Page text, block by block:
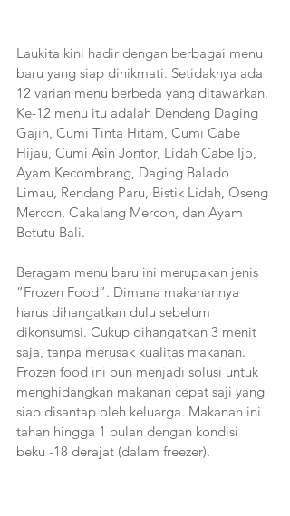
Laukita kini hadir dengan berbagai menu
baru yang siap dinikmati. Setidaknya ada
12 varian menu berbeda yang ditawarkan.
Ke-12 menu itu adalah Dendeng Daging
Gajih, Cumi Tinta Hitam, Cumi Cabe
Hijau, Cumi Asin Jontor, Lidah Cabe Ijo,
Ayam Kecombrang, Daging Balado
Limau, Rendang Paru, Bistik Lidah, Oseng
Mercon, Cakalang Mercon, dan Ayam
Betutu Bali.
Beragam menu baru ini merupakan jenis
“Frozen Food”. Dimana makanannya
harus dihangatkan dulu sebelum
dikonsumsi. Cukup dihangatkan 3 menit
saja, tanpa merusak kualitas makanan.
Frozen food ini pun menjadi solusi untuk
menghidangkan makanan cepat saji yang
siap disantap oleh keluarga. Makanan ini
tahan hingga 1 bulan dengan kondisi
beku -18 derajat (dalam freezer).